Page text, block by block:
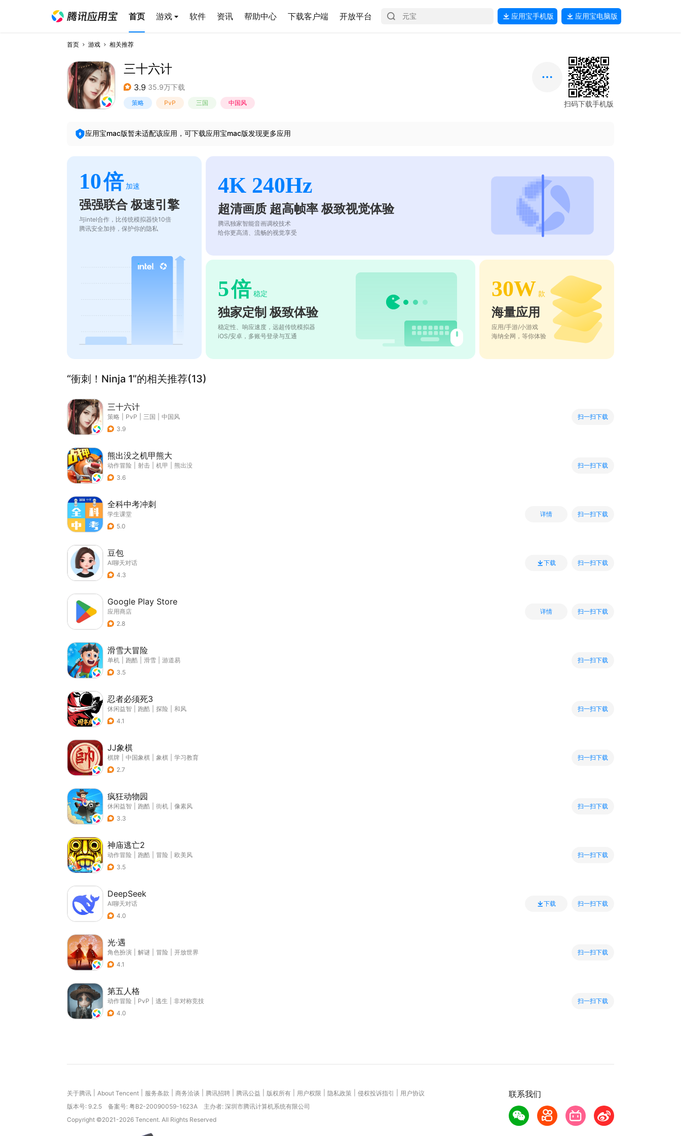
首页 游戏 软件 资讯 帮助中心 下载客户端 开放平台 应用宝手机版 应用宝电脑版
首页 游戏 相关推荐
三十六计
3.9 35.9万下载
策略 PvP 三国 中国风 扫码下载手机版
应用宝mac版暂未适配该应用，可下载应用宝mac版发现更多应用
10倍 加速
强强联合 极速引擎
与intel合作，比传统模拟器快10倍
腾讯安全加持，保护你的隐私
4K 240Hz
超清画质 超高帧率 极致视觉体验
腾讯独家智能音画调校技术
给你更高清、流畅的视觉享受
5倍 稳定
独家定制 极致体验
稳定性、响应速度，远超传统模拟器
iOS/安卓，多账号登录与互通
30W 款
海量应用
应用/手游/小游戏
海纳全网，等你体验
“衝刺！Ninja 1”的相关推荐(13)
三十六计
策略 PvP 三国
中国风
3.9
扫一扫下载
熊出没之机甲熊大
动作冒险 射击 机甲
熊出没
3.6
扫一扫下载
全科中考冲刺
学生课堂
5.0
详情 扫一扫下载
豆包
AI聊天对话
4.3
下载 扫一扫下载
Google Play Store
应用商店
2.8
详情 扫一扫下载
滑雪大冒险
单机 跑酷 滑雪
游道易
3.5
扫一扫下载
忍者必须死3
休闲益智 跑酷 探险
和风
4.1
扫一扫下载
JJ象棋
棋牌 中国象棋 象棋
学习教育
2.7
扫一扫下载
疯狂动物园
休闲益智 跑酷 街机
像素风
3.3
扫一扫下载
神庙逃亡2
动作冒险 跑酷 冒险
欧美风
3.5
扫一扫下载
DeepSeek
AI聊天对话
4.0
下载 扫一扫下载
光·遇
角色扮演 解谜 冒险
开放世界
4.1
扫一扫下载
第五人格
动作冒险 PvP 逃生
非对称竞技
4.0
扫一扫下载
联系我们
关于腾讯 About Tencent 服务条款 商务洽谈 腾讯招聘 腾讯公益 版权所有 用户权限 隐私政策 侵权投诉指引
用户协议
版本号: 9.2.5 备案号: 粤B2-20090059-1623A
主办者: 深圳市腾讯计算机系统有限公司
Copyright ©2021-2026 Tencent. All Rights Reserved